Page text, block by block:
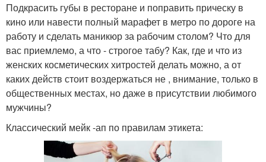
Подкрасить губы в ресторане и поправить прическу в
кино или навести полный марафет в метро по дороге на
работу и сделать маникюр за рабочим столом? Что для
вас приемлемо, а что - строгое табу? Как, где и что из
женских косметических хитростей делать можно, а от
каких действ стоит воздержаться не , внимание, только в
общественных местах, но даже в присутствии любимого
мужчины?
Классический мейк -ап по правилам этикета: